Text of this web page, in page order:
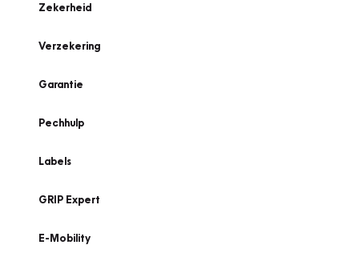
Zekerheid
Verzekering
Garantie
Pechhulp
Labels
GRIP Expert
E-Mobility